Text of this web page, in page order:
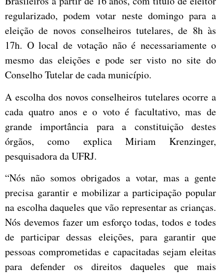
regularizado, podem votar neste domingo para a
eleição de novos conselheiros tutelares, de 8h às
17h. O local de votação não é necessariamente o
mesmo das eleições e pode ser visto no site do
Conselho Tutelar de cada município.
A escolha dos novos conselheiros tutelares ocorre a
cada quatro anos e o voto é facultativo, mas de
grande importância para a constituição destes
órgãos, como explica Miriam Krenzinger,
pesquisadora da UFRJ.
“Nós não somos obrigados a votar, mas a gente
precisa garantir e mobilizar a participação popular
na escolha daqueles que vão representar as crianças.
Nós devemos fazer um esforço todas, todos e todes
de participar dessas eleições, para garantir que
pessoas comprometidas e capacitadas sejam eleitas
para defender os direitos daqueles que mais